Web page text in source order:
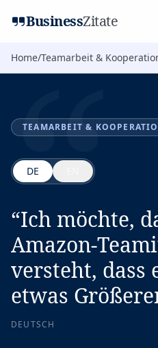
BusinessZitate
Home/Teamarbeit &
“
TEAMARBEIT &
DE
“Ich möchte,
Amazon-
versteht, dass
etwas
DEUTSCH